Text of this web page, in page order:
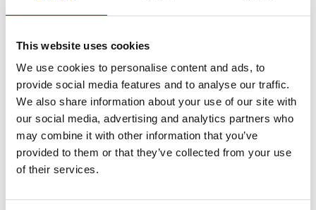
This website uses cookies
We use cookies to personalise content and ads, to
provide social media features and to analyse our traffic.
We also share information about your use of our site with
our social media, advertising and analytics partners who
may combine it with other information that you’ve
provided to them or that they’ve collected from your use
of their services.
dispeceratele Good Cab si
Taxi nova
NOVA TAXI CITY este
autorizata de PRIMARIA
CLUJ-NAPOCA, conform